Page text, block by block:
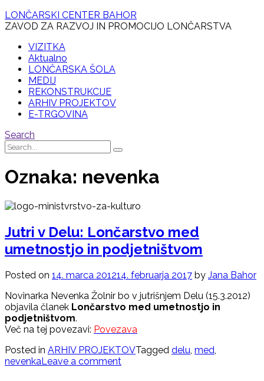
LONČARSKI CENTER BAHOR
ZAVOD ZA RAZVOJ IN PROMOCIJO LONČARSTVA
VIZITKA
Aktualno
LONČARSKA ŠOLA
MEDIJ
REKONSTRUKCIJE
ARHIV PROJEKTOV
E-TRGOVINA
Search
Oznaka: nevenka
Jutri v Delu: Lončarstvo med
umetnostjo in podjetništvom
Posted on 14. marca 201214. februarja 2017 by Jana Bahor
Novinarka Nevenka Žolnir bo v jutrišnjem Delu (15.3.2012)
objavila članek Lončarstvo med umetnostjo in
podjetništvom.
Več na tej povezavi: Povezava
Posted in ARHIV PROJEKTOVTagged delu med
nevenkaLeave a comment